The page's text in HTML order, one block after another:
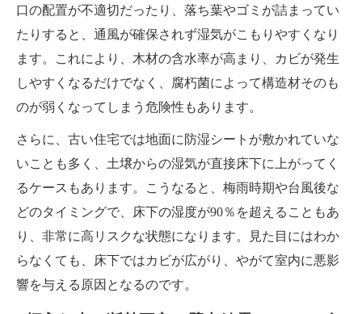
口の配置が不適切だったり、落ち葉やゴミが詰まってい
たりすると、通風が確保されず湿気がこもりやすくなり
ます。これにより、木材の含水率が高まり、カビが発生
しやすくなるだけでなく、腐朽菌によって構造材そのも
のが弱くなってしまう危険性もあります。
さらに、古い住宅では地面に防湿シートが敷かれていな
いことも多く、土壌からの湿気が直接床下に上がってく
るケースもあります。こうなると、梅雨時期や台風後な
どのタイミングで、床下の湿度が90％を超えることもあ
り、非常に高リスクな状態になります。見た目にはわか
らなくても、床下ではカビが広がり、やがて室内に悪影
響を与える原因となるのです。